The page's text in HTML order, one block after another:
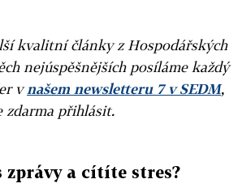
kvalitní články z Hospodářských
nejúspěšnějších posíláme každý
vnašem newsletteru 7 v SEDM,
zdarma přihlásit.
zprávy a cítíte stres?